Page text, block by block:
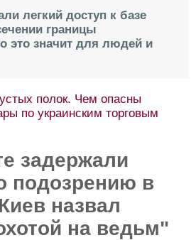
легкий доступ к базе
границы
это значит для людей и
полок. Чем опасны
по украинским торговым
задержали
подозрению в
назвал
на ведьм"